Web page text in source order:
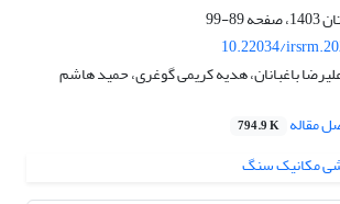
89-99
10.22034/
باغبانان، هدیه کریمی گوغری، حمید هاشم
مقاله 794.9 K